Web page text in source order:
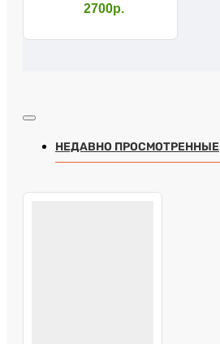
2700р.
НЕДАВНО ПРОСМОТРЕННЫЕ